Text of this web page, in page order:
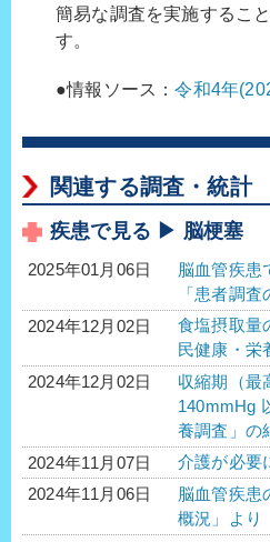
簡易な調査を実施するこ
す。
●情報ソース：令和4年
関連する調査・統計
疾患で見る ▶ 脳梗塞
2025年01月06日
脳血管疾患
「患者調
2024年12月02日
食塩摂取量
民健康・栄
2024年12月02日
収縮期（最
140mmHg
養調査」の
2024年11月07日
介護が必要
2024年11月06日
脳血管疾患
概況」より